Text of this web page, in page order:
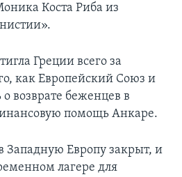
Коста Риба из
Греции всего за
как Европейский Союз и
возврате беженцев в
помощь Анкаре.
Западную Европу закрыт, и
лагере для